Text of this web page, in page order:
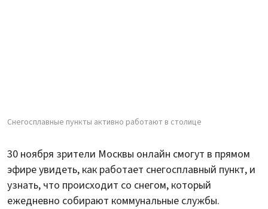
Снегосплавные пункты активно работают в столице
30 ноября зрители Москвы онлайн смогут в прямом
эфире увидеть, как работает снегосплавный пункт, и
узнать, что происходит со снегом, который
ежедневно собирают коммунальные службы.